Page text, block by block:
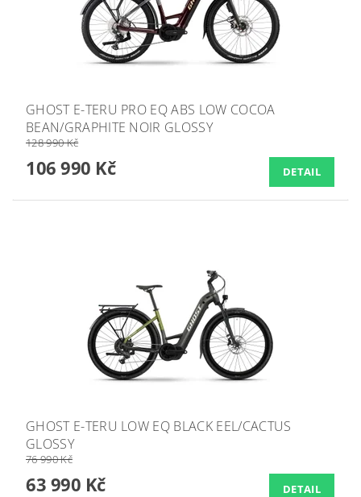
GHOST E-TERU PRO EQ ABS LOW COCOA
BEAN/GRAPHITE NOIR GLOSSY
128 990 Kč
106 990 Kč DETAIL
GHOST E-TERU LOW EQ BLACK EEL/CACTUS
GLOSSY
76 990 Kč
63 990 Kč DETAIL